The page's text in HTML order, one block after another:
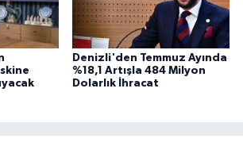
Denizli'den Temmuz Ayında
%18,1 Artışla 484 Milyon
Dolarlık İhracat